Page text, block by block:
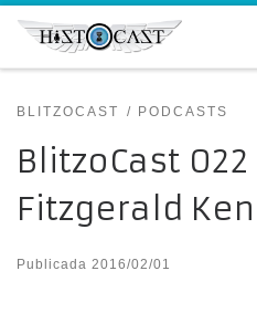
Saltar al contenido
BLITZOCAST PODCASTS
BlitzoCast
Fitzgerald
Publicada 2016/02/01